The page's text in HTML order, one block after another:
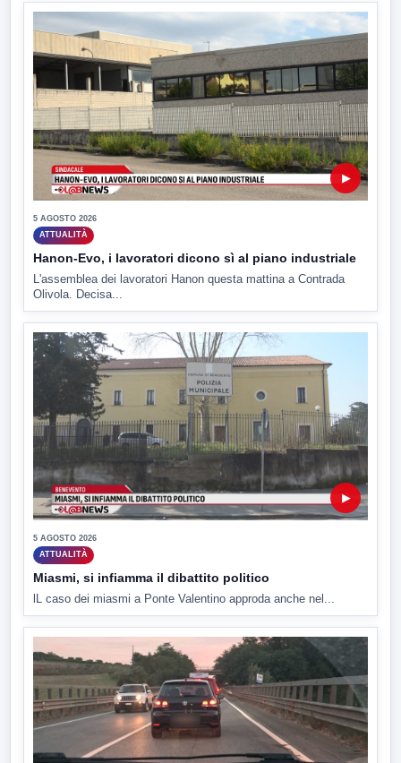
▶
5 AGOSTO 2026
ATTUALITÀ
Hanon-Evo, i lavoratori dicono sì al piano industriale
L'assemblea dei lavoratori Hanon questa mattina a Contrada
Olivola. Decisa...
▶
5 AGOSTO 2026
ATTUALITÀ
Miasmi, si infiamma il dibattito politico
lL caso dei miasmi a Ponte Valentino approda anche nel...